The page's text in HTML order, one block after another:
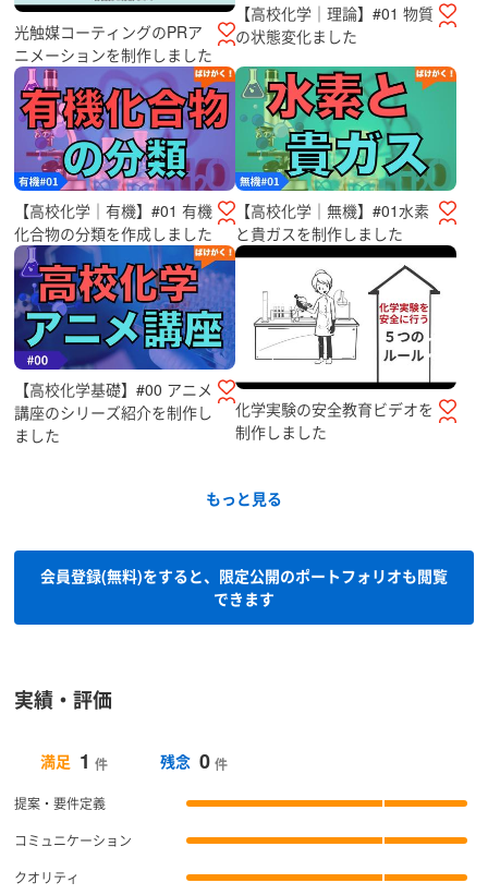
光触媒コーティングのPRア
ニメーションを制作しました
【高校化学｜理論】#01 物質
の状態変化ました
【高校化学｜有機】#01 有機
化合物の分類を作成しました
【高校化学｜無機】#01水素
と貴ガスを制作しました
【高校化学基礎】#00 アニメ
講座のシリーズ紹介を制作し
ました
化学実験の安全教育ビデオを
制作しました
もっと見る
会員登録(無料)をすると、限定公開のポートフォリオも閲覧
できます
実績・評価
満足 1 件 残念 0 件
提案・要件定義
コミュニケーション
クオリティ